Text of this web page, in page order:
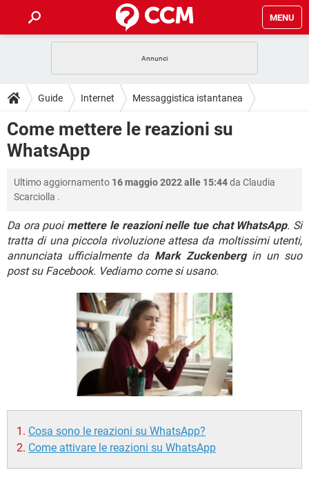
MENU
INTRATTENIMENTO ANDROID
iOS WINDOWS 10
INSTAGRAM
HARDWARE
GUIDE
COVID-19
INTRATTENIMENTO ANDROID
INSTAGRAM WHATSAPP
HARDWARE
DOWNLOAD
COVID-19
iOS
INSTAGRAM WHATSAPP
TIKTOK FACEBOOK
HARDWARE
FORUM
COVID-19 GAMING
iOS WINDOWS 10
INSTAGRAM WHATSAPP
TIKTOK FACEBOOK
GLOSSARIO
COVID-19 GAMING
INTRATTENIMENTO ANDROID
iOS WINDOWS 10
FACEBOOK
Guide Internet Messaggistica istantanea
WhatsApp
Come mettere le reazioni su
WhatsApp
Ultimo aggiornamento 16 maggio 2022 alle 15:44da Claudia
Scarciolla .
Da ora puoi mettere le reazioni nelle tue chat WhatsApp. Si
tratta di una piccola rivoluzione attesa da moltissimi utenti,
annunciata ufficialmente da Mark Zuckenbergin un suo
post su Facebook. Vediamo come si usano.
Cosa sono le reazioni su WhatsApp?
Come attivare le reazioni su WhatsApp